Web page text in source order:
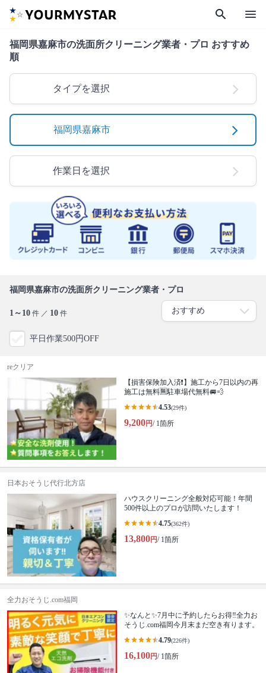
search menu
福岡県嘉麻市の洗面所クリーニング業者・プロ おすすめ
順
タイプを選択
福岡県嘉麻市
作業日を選択
福岡県嘉麻市の洗面所クリーニング業者・プロ
1～10 件 ／ 10 件
平日作業500円OFF
reクリア
【損害保険加入済❗️】施工から7日以内の再
施工は無料🈚️駐車場代無料🚐💨
4.53(29件)
9,200円/ 1箇所
日本おそうじ代行北方店
ハウスクリーニング全般対応可能！年間
500件以上のプロが訪問いたします！
4.75(362件)
13,800円/ 1箇所
全力おそうじ.com福岡
✨なんと✨7月中に予約したらお得‼️全力お
そうじ.com福岡今月末まだ空き有ります。
4.79(226件)
16,100円/ 1箇所